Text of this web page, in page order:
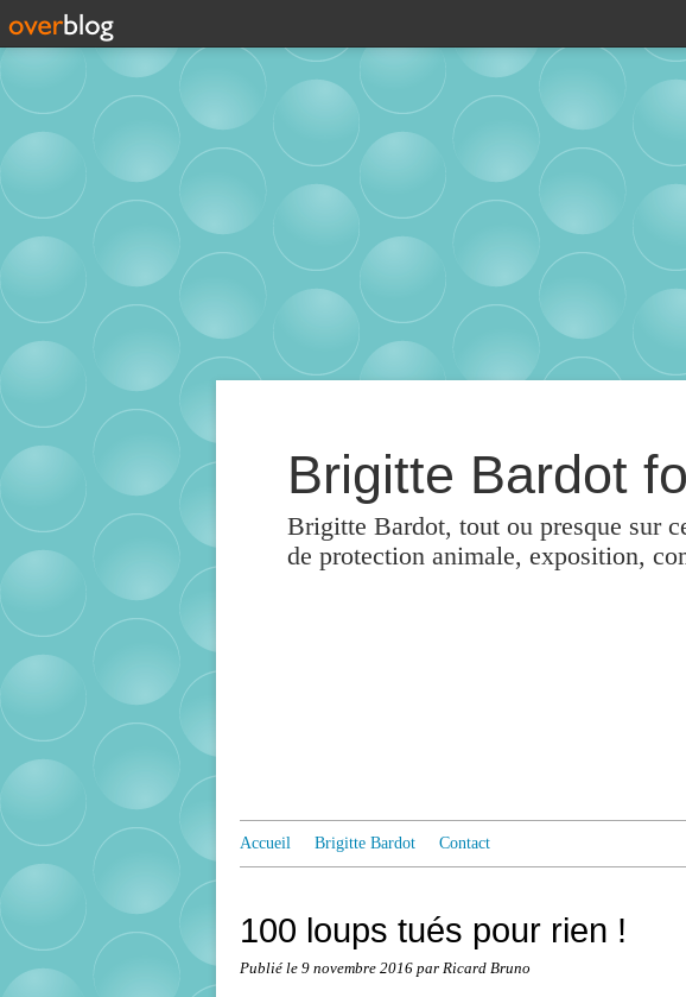
Brigitte Bardot
Brigitte Bardot, tout ou presque sur
de protection animale, exposition,
Accueil Brigitte Bardot Contact
100 loups tués pour rien !
Publié le 9 novembre 2016 par Ricard Bruno